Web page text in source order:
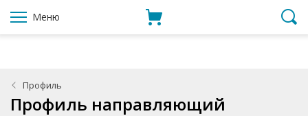
Меню
Профиль
Профиль направляющий